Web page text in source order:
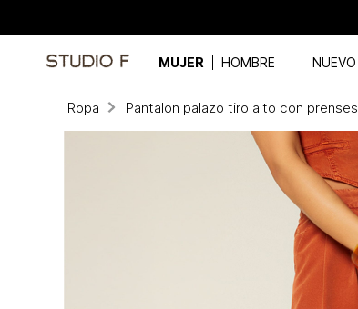
MUJER HOMBRE NUEVO
Ropa Pantalon palazo tiro alto con prenses